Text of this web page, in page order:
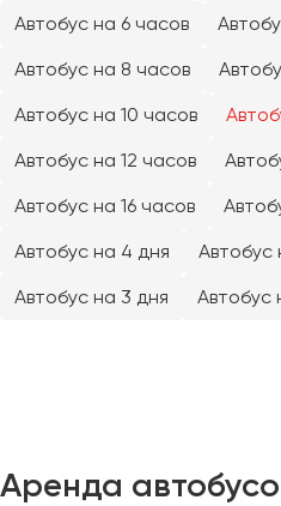
Автобус на 6 часов
Автобус на 8 часов
Автобус на 10 часов
Автобус на 12 часов
Автобус на 16 часов
Автобус на 4 дня
Автобус
Автобус на 3 дня
Автобус
Аренда
Челябинск
Чита
Ярославль